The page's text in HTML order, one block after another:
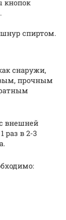
кнопок
спиртом.
снаружи,
прочным
внешней
раз в 2-3